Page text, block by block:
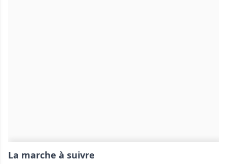
La marche à suivre